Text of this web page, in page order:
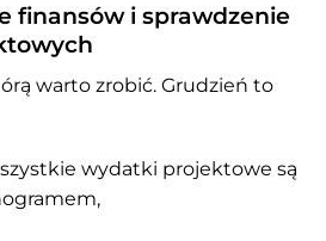
finansów i sprawdzenie
warto zrobić. Grudzień to
wydatki projektowe są